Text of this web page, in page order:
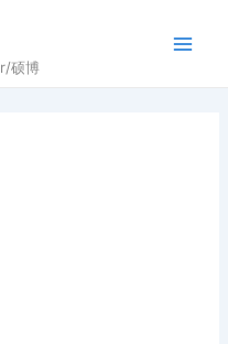
硕博